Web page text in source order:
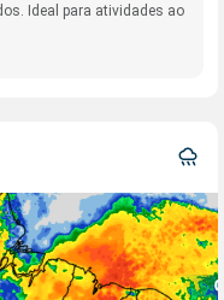
Ideal para atividades ao